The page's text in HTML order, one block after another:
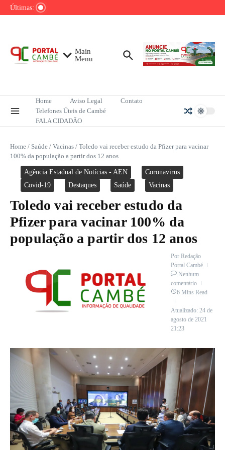
Ir para o conteúdo
Últimas:
Tempestades deixam mais de 2,6 mil
superam 780 mil casos em 2025, aponta MJSP
Main
Menu
Home Aviso Legal
Contato
Telefones Úteis de Cambé
FALA CIDADÃO
Home / Saúde / Vacinas / Toledo vai receber estudo da Pfizer para vacinar
100% da população a partir dos 12 anos
Agência Estadual de Notícias - AEN
Coronavirus
Covid-19
Destaques Saúde Vacinas
Toledo vai receber estudo da
Pfizer para vacinar 100% da
população a partir dos 12 anos
Por Redação
Portal Cambé
Nenhum
comentário
6 Mins Read
Atualizado: 24 de
agosto de 2021
21:23